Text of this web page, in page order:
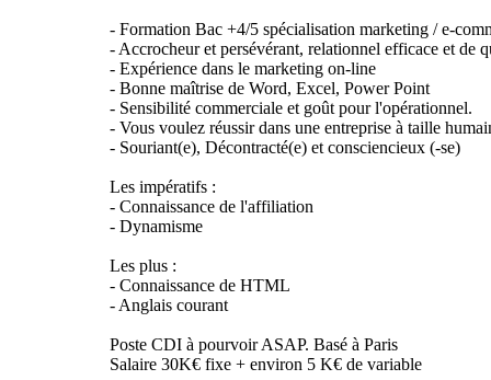
- Formation Bac +4/5 spécialisation marketing / e-
- Accrocheur et persévérant, relationnel efficace et de
- Expérience dans le marketing on-line
- Bonne maîtrise de Word, Excel, Power Point
- Sensibilité commerciale et goût pour l'opérationnel.
- Vous voulez réussir dans une entreprise à taille
- Souriant(e), Décontracté(e) et consciencieux (-se)
Les impératifs :
- Connaissance de l'affiliation
- Dynamisme
Les plus :
- Connaissance de HTML
- Anglais courant
Poste CDI à pourvoir ASAP. Basé à Paris
Salaire 30K€ fixe + environ 5 K€ de variable